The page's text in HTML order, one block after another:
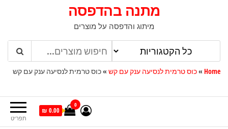
מתנה בהדפסה
מיתוג והדפסה על מוצרים
Home
»כוס טרמית לנסיעה ענק עם קש »כוס טרמית לנסיעה ענק עם קש
תפריט
0
0.00 ₪